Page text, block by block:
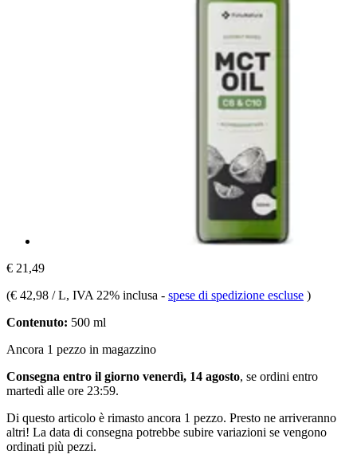
€ 21,49
(€ 42,98 / L, IVA 22% inclusa - spese di spedizione escluse )
Contenuto: 500 ml
Ancora 1 pezzo in magazzino
Consegna entro il giorno venerdì, 14 agosto, se ordini entro
martedì alle ore 23:59.
Di questo articolo è rimasto ancora 1 pezzo. Presto ne arriveranno
altri! La data di consegna potrebbe subire variazioni se vengono
ordinati più pezzi.